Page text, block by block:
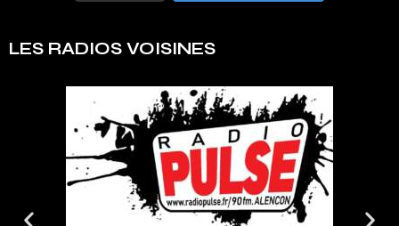
LES RADIOS VOISINES